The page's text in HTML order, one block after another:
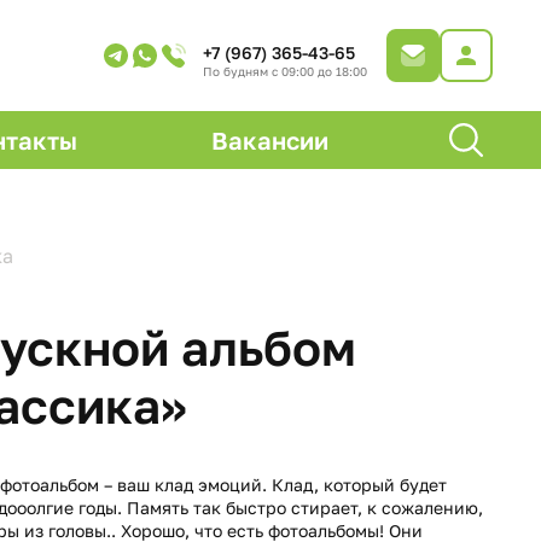
+7 (967) 365-43-65
По будням с 09:00 до 18:00
Вакансии
альбом
– ваш клад эмоций. Клад, который будет
годы. Память так быстро стирает, к сожалению,
из головы.. Хорошо, что есть фотоальбомы! Они